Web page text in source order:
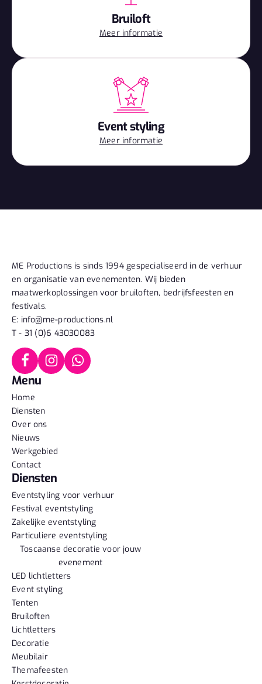
Bruiloft
Meer informatie
Event styling
Meer informatie
ME Productions is sinds 1994 gespecialiseerd in de verhuur
en organisatie van evenementen. Wij bieden
maatwerkoplossingen voor bruiloften, bedrijfsfeesten en
festivals.
E: info@me-productions.nl
T - 31 (0)6 43030083
Menu
Home
Diensten
Over ons
Nieuws
Werkgebied
Contact
Diensten
Eventstyling voor verhuur
Festival eventstyling
Zakelijke eventstyling
Particuliere eventstyling
Toscaanse decoratie voor jouw
evenement
LED lichtletters
Event styling
Tenten
Bruiloften
Lichtletters
Decoratie
Meubilair
Themafeesten